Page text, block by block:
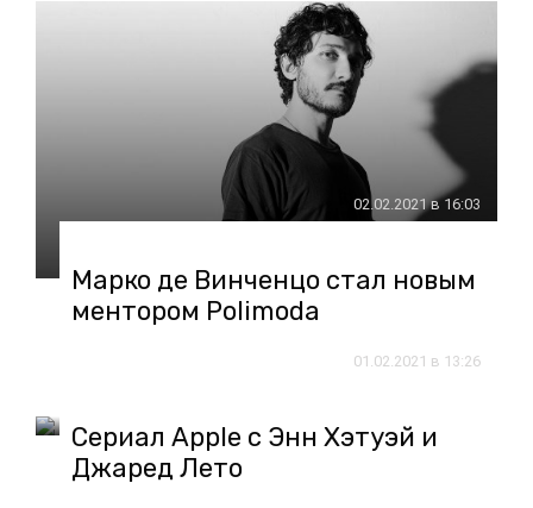
02.02.2021 в 16:03
Марко де Винченцо стал новым
ментором Polimoda
01.02.2021 в 13:26
Сериал Apple с Энн Хэтуэй и
Джаред Лето